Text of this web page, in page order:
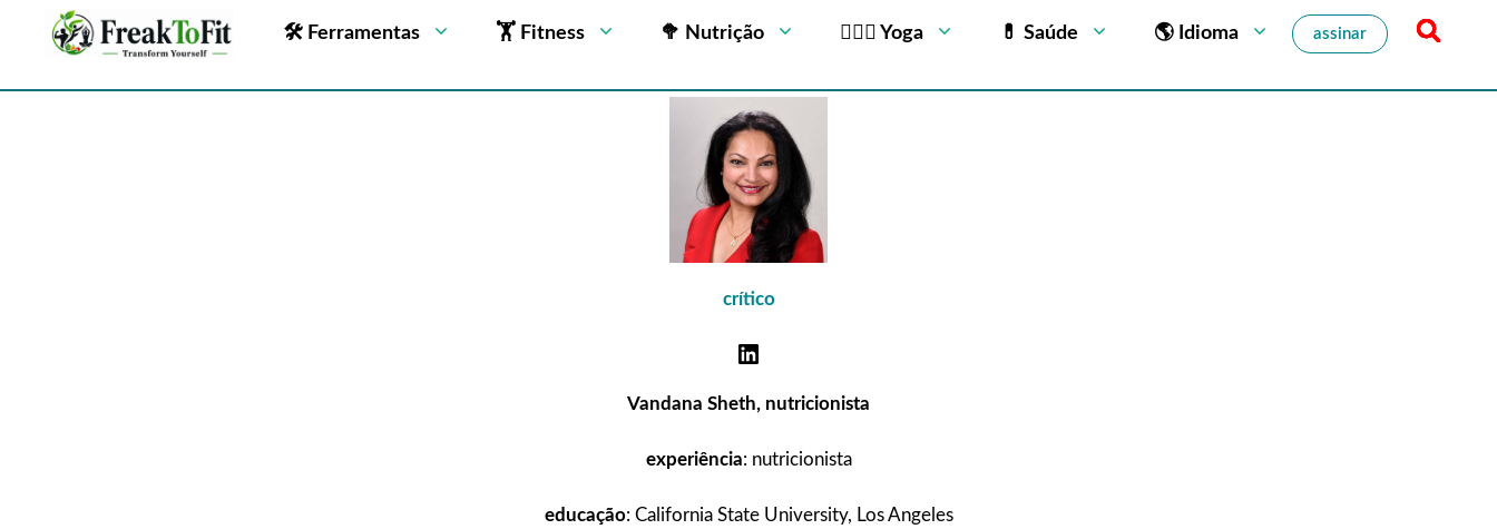
🛠 Ferramentas 🏋 Fitness 🥦 Nutrição 🧘🏻‍♂️ Yoga 💊 Saúde 🌎 Idioma assinar
crítico
Vandana Sheth, nutricionista
experiência: nutricionista
educação: California State University, Los Angeles